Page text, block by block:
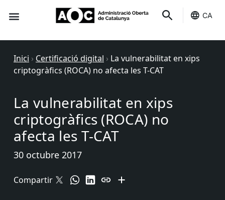
CA
Inici › Certificació digital › La vulnerabilitat en xips
criptogràfics (ROCA) no afecta les T-CAT
La vulnerabilitat en xips
criptogràfics (ROCA) no
afecta les T-CAT
30 octubre 2017
Compartir